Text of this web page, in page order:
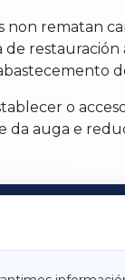
rematan
o
auga e